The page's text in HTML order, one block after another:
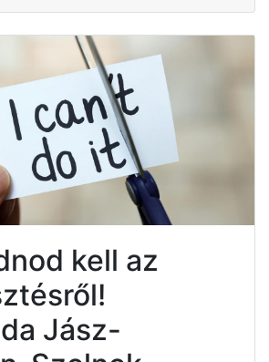
kell az
Jász-